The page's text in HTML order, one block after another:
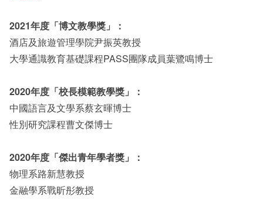
2021年度「博文教學獎」：
酒店及旅遊管理學院尹振英教授
大學通識教育基礎課程PASS團隊成員葉鷺鳴博士
2020年度「校長模範教學獎」：
中國語言及文學系蔡玄暉博士
性別研究課程曹文傑博士
2020年度「傑出青年學者獎」：
物理系路新慧教授
金融學系戰昕彤教授